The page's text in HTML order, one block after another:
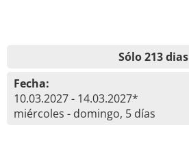
Sólo 213 dias
Fecha:
10.03.2027 - 14.03.2027*
miércoles - domingo, 5 días